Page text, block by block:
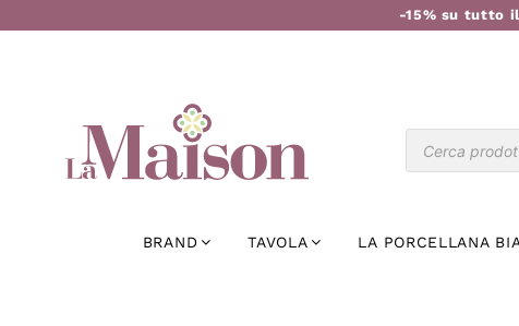
-15% su tutto
BRAND TAVOLA LA PORCELLANA